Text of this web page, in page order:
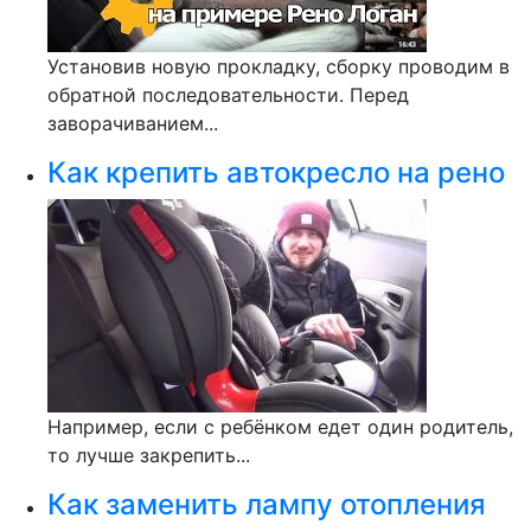
Установив новую прокладку, сборку проводим в
обратной последовательности. Перед
заворачиванием...
Как крепить автокресло на рено
Например, если с ребёнком едет один родитель,
то лучше закрепить...
Как заменить лампу отопления